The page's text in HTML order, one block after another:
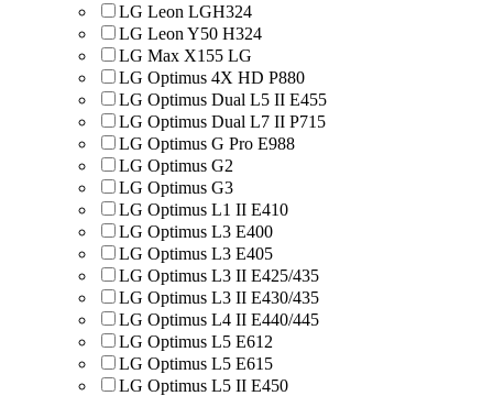
LG Leon LGH324
LG Leon Y50 H324
LG Max X155 LG
LG Optimus 4X HD P880
LG Optimus Dual L5 II E455
LG Optimus Dual L7 II P715
LG Optimus G Pro E988
LG Optimus G2
LG Optimus G3
LG Optimus L1 II E410
LG Optimus L3 E400
LG Optimus L3 E405
LG Optimus L3 II E425/435
LG Optimus L3 II E430/435
LG Optimus L4 II E440/445
LG Optimus L5 E612
LG Optimus L5 E615
LG Optimus L5 II E450